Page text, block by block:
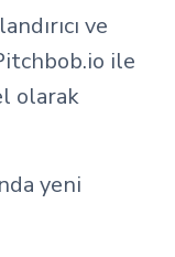
ve
ile
olarak
yeni